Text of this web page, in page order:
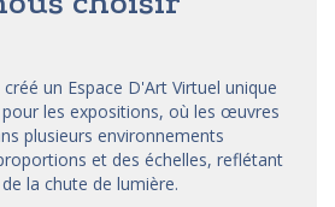
un Espace D'Art Virtuel unique
pour les expositions, où les œuvres
plusieurs environnements
et des échelles, reflétant
la chute de lumière.